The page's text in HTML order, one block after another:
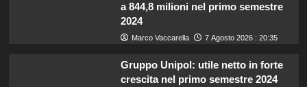
a 844,8 milioni nel primo semestre
2024
Marco Vaccarella 7 Agosto 2026 : 20:35
Gruppo Unipol: utile netto in forte
crescita nel primo semestre 2024